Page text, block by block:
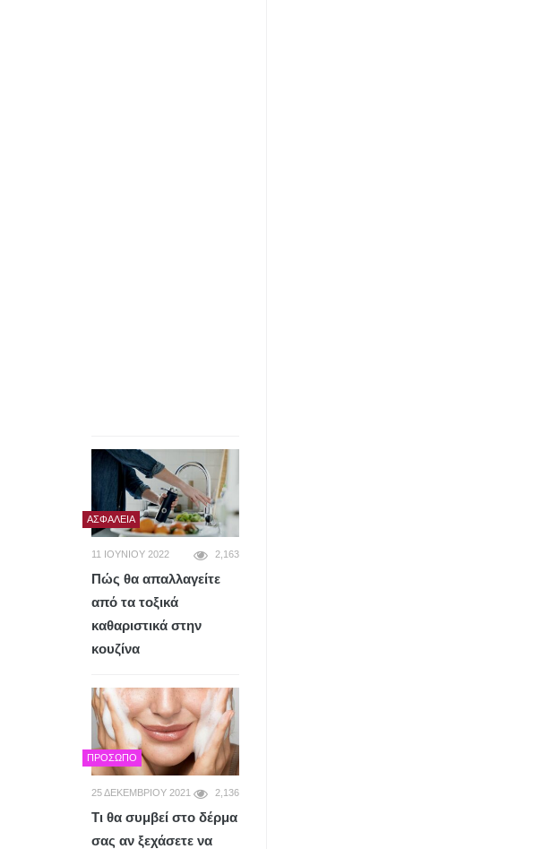
ΑΣΦΆΛΕΙΑ
11 ΙΟΥΝΊΟΥ 2022 2,163
Πώς θα απαλλαγείτε
από τα τοξικά
καθαριστικά στην
κουζίνα
ΠΡΌΣΩΠΟ
25 ΔΕΚΕΜΒΡΊΟΥ 2021 2,136
Τι θα συμβεί στο δέρμα
σας αν ξεχάσετε να